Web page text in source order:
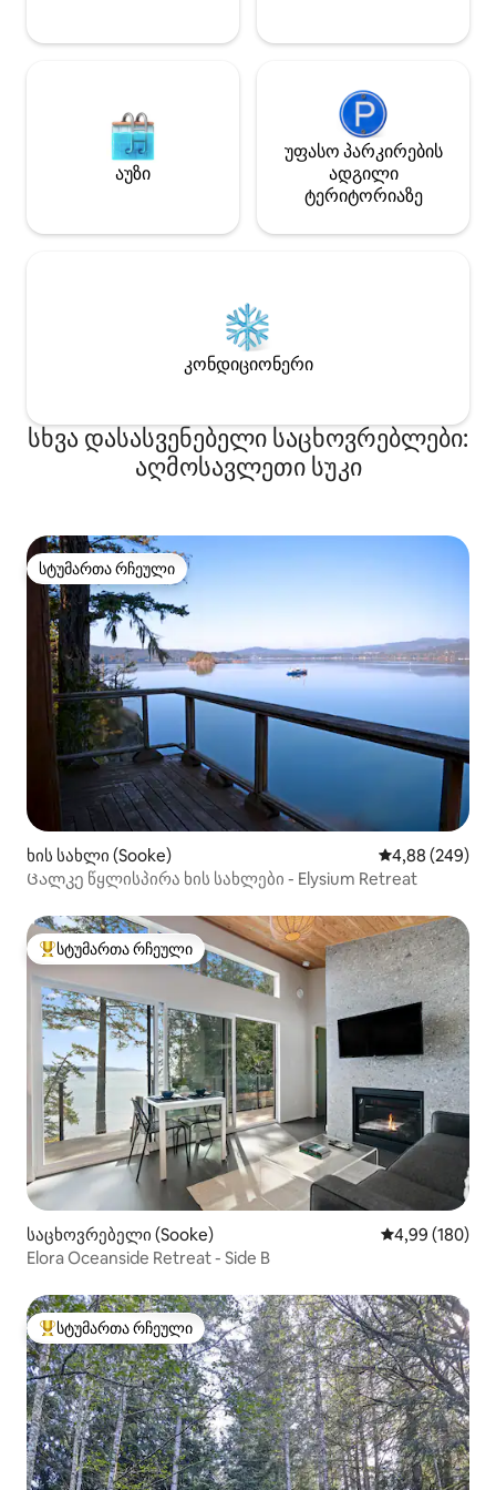
აუზი
უფასო პარკირების
ადგილი
ტერიტორიაზე
კონდიციონერი
სხვა დასასვენებელი საცხოვრებლები:
აღმოსავლეთი სუკი
სტუმართა რჩეული
სტუმართა რჩეული
ხის სახლი (Sooke) საშუალო
4,88 (249)
Ცალკე წყლისპირა ხის სახლები - Elysium Retreat
სტუმართა რჩეული მოწინავე ვარიანტი
სტუმართა რჩეული
საცხოვრებელი (Sooke) საშუალო
4,99 (180)
Elora Oceanside Retreat - Side B
სტუმართა რჩეული მოწინავე ვარიანტი
სტუმართა რჩეული